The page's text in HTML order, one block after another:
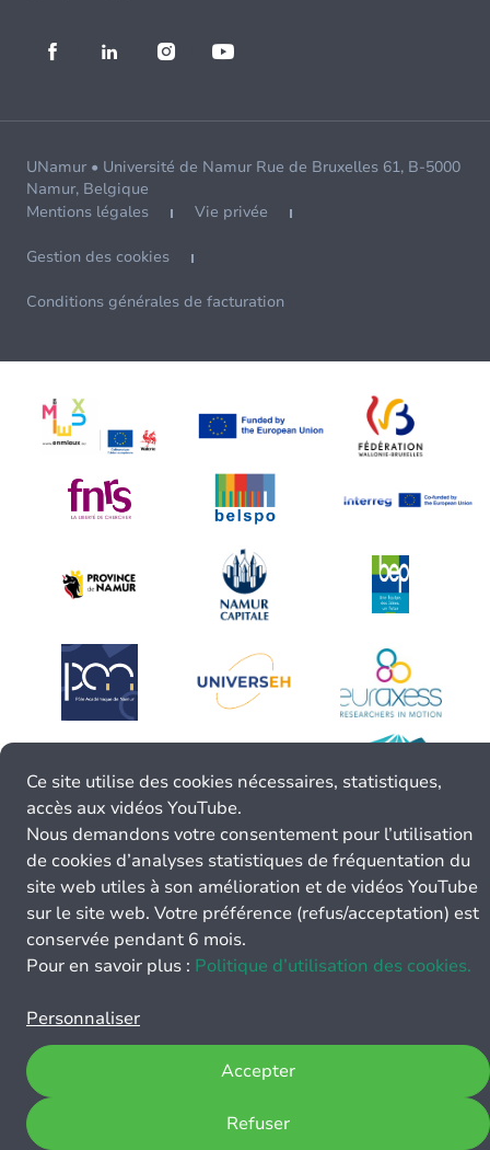
UNamur • Université de Namur Rue de Bruxelles 61, B-5000
Namur, Belgique
Mentions légales
Vie privée
Gestion des cookies
Conditions générales de facturation
Ce site utilise des cookies nécessaires, statistiques,
accès aux vidéos YouTube.
Nous demandons votre consentement pour l’utilisation
de cookies d’analyses statistiques de fréquentation du
site web utiles à son amélioration et de vidéos YouTube
sur le site web. Votre préférence (refus/acceptation) est
conservée pendant 6 mois.
Pour en savoir plus : Politique d’utilisation des cookies.
Personnaliser
Refuser
Accepter